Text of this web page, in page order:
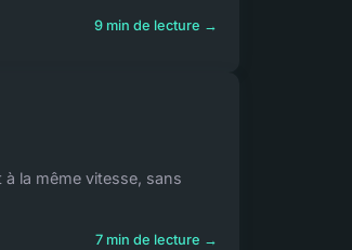
9 min de lecture →
la même vitesse, sans
7 min de lecture →